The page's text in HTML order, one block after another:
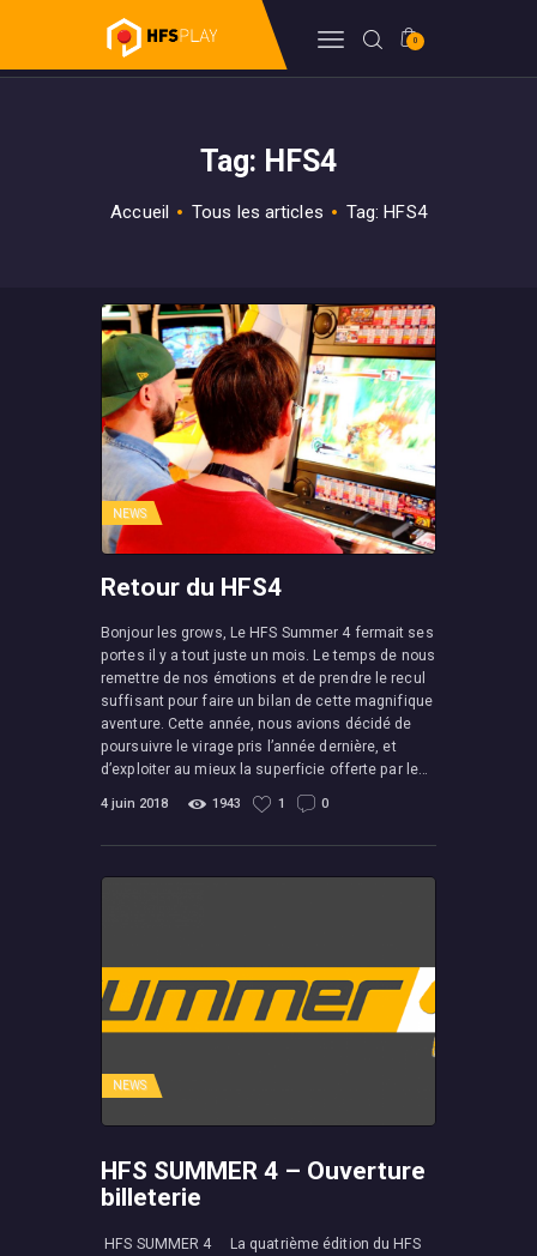
0
Tag: HFS4
Accueil Tous les articles Tag: HFS4
HFSPLAY
WIKI
NEWS
Retour du HFS4
Bonjour les grows, Le HFS Summer 4 fermait ses
portes il y a tout juste un mois. Le temps de nous
remettre de nos émotions et de prendre le recul
suffisant pour faire un bilan de cette magnifique
aventure. Cette année, nous avions décidé de
poursuivre le virage pris l’année dernière, et
d’exploiter au mieux la superficie offerte par le…
4 juin 2018 1943 1 0
NEWS
HFS SUMMER 4 – Ouverture
billeterie
HFS SUMMER 4 La quatrième édition du HFS